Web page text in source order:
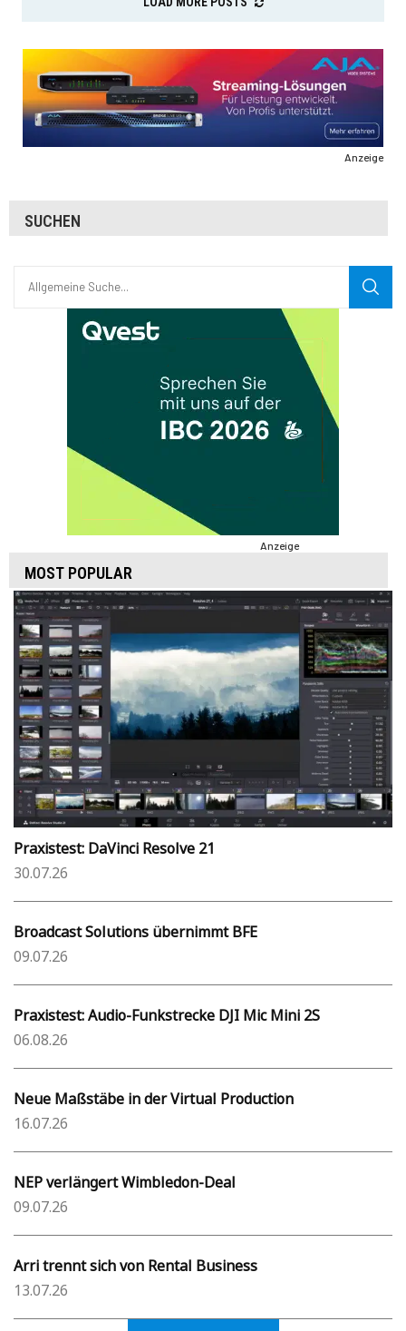
Anzeige
SUCHEN
Anzeige
MOST POPULAR
Praxistest: DaVinci Resolve 21
30.07.26
Broadcast Solutions übernimmt BFE
09.07.26
Praxistest: Audio-Funkstrecke DJI Mic Mini 2S
06.08.26
Neue Maßstäbe in der Virtual Production
16.07.26
NEP verlängert Wimbledon-Deal
09.07.26
Arri trennt sich von Rental Business
13.07.26